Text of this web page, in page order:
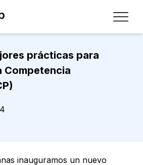
prácticas para
Competencia
inauguramos un nuevo